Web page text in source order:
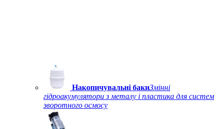
Накопичувальні бакиЗмінні
гідроакумулятори з металу і пластика для систем
зворотного осмосу